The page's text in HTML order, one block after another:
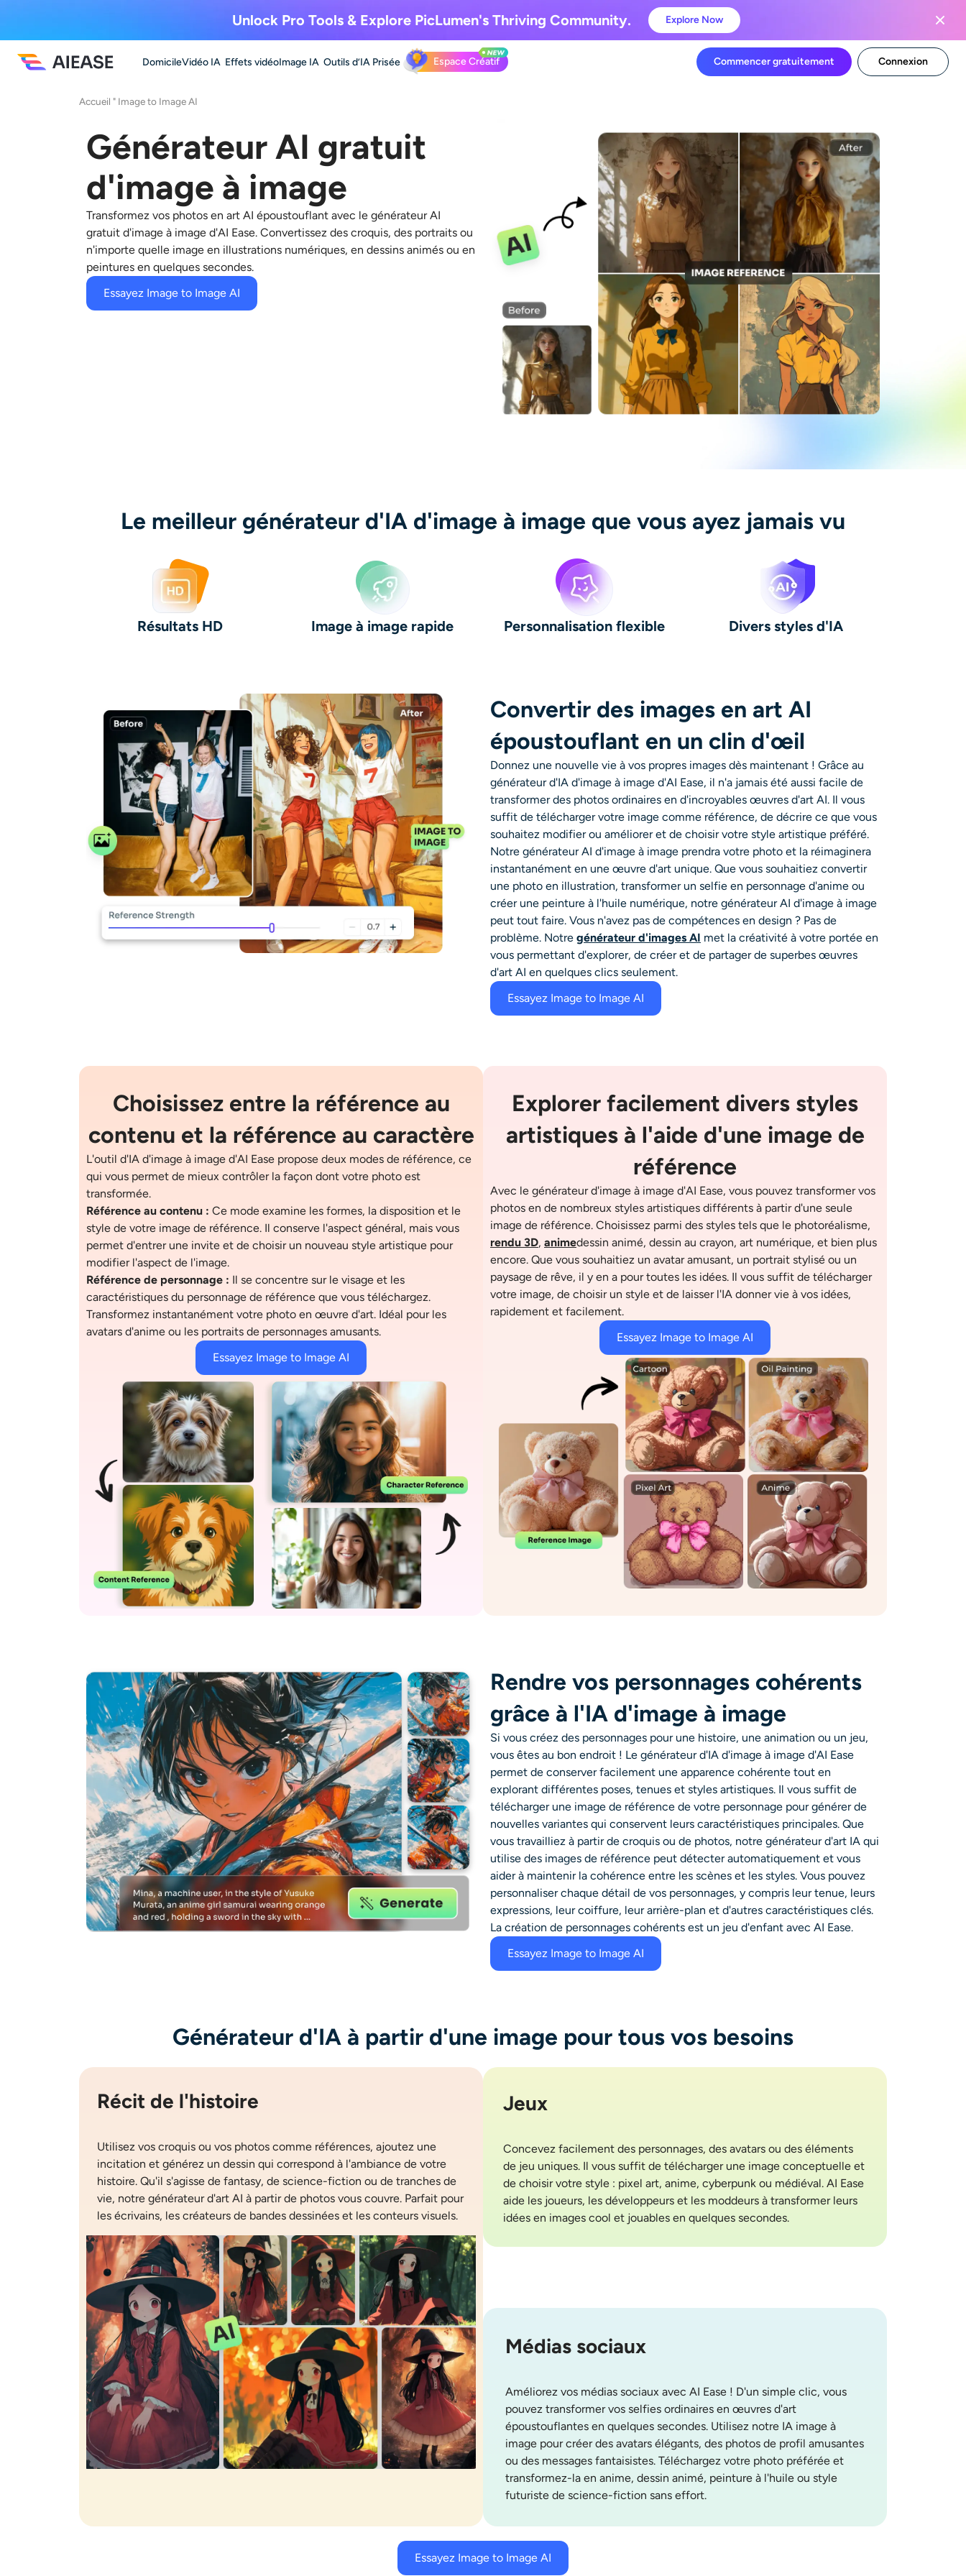
Unlock Pro Tools & ExplorePicLumen's Thriving Community. Explore Now
DomicileVidéo IA Effets vidéoImage IA Outils d’IA Prisée Espace Créatif Commencer gratuitement Connexion
Accueil " Image to Image AI
Générateur AI gratuit
d'image à image
Transformez vos photos en art AI époustouflant avec le générateur AI
gratuit d'image à image d'AI Ease. Convertissez des croquis, des portraits ou
n'importe quelle image en illustrations numériques, en dessins animés ou en
peintures en quelques secondes.
Essayez Image to Image AI
Le meilleur générateur d'IA d'image à image que vous ayez jamais vu
Résultats HD Image à image rapide Personnalisation flexible Divers styles d'IA
Convertir des images en art AI
époustouflant en un clin d'œil
Donnez une nouvelle vie à vos propres images dès maintenant ! Grâce au
générateur d'IA d'image à image d'AI Ease, il n'a jamais été aussi facile de
transformer des photos ordinaires en d'incroyables œuvres d'art AI. Il vous
suffit de télécharger votre image comme référence, de décrire ce que vous
souhaitez modifier ou améliorer et de choisir votre style artistique préféré.
Notre générateur AI d'image à image prendra votre photo et la réimaginera
instantanément en une œuvre d'art unique. Que vous souhaitiez convertir
une photo en illustration, transformer un selfie en personnage d'anime ou
créer une peinture à l'huile numérique, notre générateur AI d'image à image
peut tout faire. Vous n'avez pas de compétences en design ? Pas de
problème. Notre générateur d'images AI met la créativité à votre portée en
vous permettant d'explorer, de créer et de partager de superbes œuvres
d'art AI en quelques clics seulement.
Essayez Image to Image AI
Choisissez entre la référence au
contenu et la référence au caractère
L'outil d'IA d'image à image d'AI Ease propose deux modes de référence, ce
qui vous permet de mieux contrôler la façon dont votre photo est
transformée.
Référence au contenu : Ce mode examine les formes, la disposition et le
style de votre image de référence. Il conserve l'aspect général, mais vous
permet d'entrer une invite et de choisir un nouveau style artistique pour
modifier l'aspect de l'image.
Référence de personnage : Il se concentre sur le visage et les
caractéristiques du personnage de référence que vous téléchargez.
Transformez instantanément votre photo en œuvre d'art. Idéal pour les
avatars d'anime ou les portraits de personnages amusants.
Essayez Image to Image AI
Explorer facilement divers styles
artistiques à l'aide d'une image de
référence
Avec le générateur d'image à image d'AI Ease, vous pouvez transformer vos
photos en de nombreux styles artistiques différents à partir d'une seule
image de référence. Choisissez parmi des styles tels que le photoréalisme,
rendu 3D, animedessin animé, dessin au crayon, art numérique, et bien plus
encore. Que vous souhaitiez un avatar amusant, un portrait stylisé ou un
paysage de rêve, il y en a pour toutes les idées. Il vous suffit de télécharger
votre image, de choisir un style et de laisser l'IA donner vie à vos idées,
rapidement et facilement.
Essayez Image to Image AI
Rendre vos personnages cohérents
grâce à l'IA d'image à image
Si vous créez des personnages pour une histoire, une animation ou un jeu,
vous êtes au bon endroit ! Le générateur d'IA d'image à image d'AI Ease
permet de conserver facilement une apparence cohérente tout en
explorant différentes poses, tenues et styles artistiques. Il vous suffit de
télécharger une image de référence de votre personnage pour générer de
nouvelles variantes qui conservent leurs caractéristiques principales. Que
vous travailliez à partir de croquis ou de photos, notre générateur d'art IA qui
utilise des images de référence peut détecter automatiquement et vous
aider à maintenir la cohérence entre les scènes et les styles. Vous pouvez
personnaliser chaque détail de vos personnages, y compris leur tenue, leurs
expressions, leur coiffure, leur arrière-plan et d'autres caractéristiques clés.
La création de personnages cohérents est un jeu d'enfant avec AI Ease.
Essayez Image to Image AI
Générateur d'IA à partir d'une image pour tous vos besoins
Récit de l'histoire
Utilisez vos croquis ou vos photos comme références, ajoutez une
incitation et générez un dessin qui correspond à l'ambiance de votre
histoire. Qu'il s'agisse de fantasy, de science-fiction ou de tranches de
vie, notre générateur d'art AI à partir de photos vous couvre. Parfait pour
les écrivains, les créateurs de bandes dessinées et les conteurs visuels.
Jeux
Concevez facilement des personnages, des avatars ou des éléments
de jeu uniques. Il vous suffit de télécharger une image conceptuelle et
de choisir votre style : pixel art, anime, cyberpunk ou médiéval. AI Ease
aide les joueurs, les développeurs et les moddeurs à transformer leurs
idées en images cool et jouables en quelques secondes.
Médias sociaux
Améliorez vos médias sociaux avec AI Ease ! D'un simple clic, vous
pouvez transformer vos selfies ordinaires en œuvres d'art
époustouflantes en quelques secondes. Utilisez notre IA image à
image pour créer des avatars élégants, des photos de profil amusantes
ou des messages fantaisistes. Téléchargez votre photo préférée et
transformez-la en anime, dessin animé, peinture à l'huile ou style
futuriste de science-fiction sans effort.
Essayez Image to Image AI